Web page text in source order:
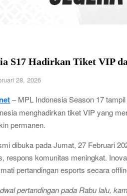
S17 Hadirkan Tiket VIP
28, 2026
– MPL Indonesia Season 17
menghadirkan tiket VIP yang
permanen.
dibuka pada Jumat, 27 Februari
respons komunitas meningkat.
pertandingan esports secara
pertandingan pada Rabu lalu,